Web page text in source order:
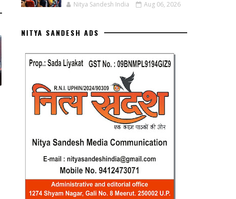
Nitya Sandesh India Aug 06, 2026
NITYA SANDESH ADS